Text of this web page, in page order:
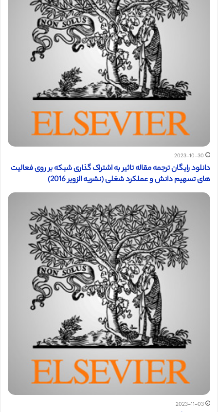
2023-10-30
دانلود رایگان ترجمه مقاله تاثیر به اشتراک گذاری شبکه بر روی فعالیت
های تسهیم دانش و عملکرد شغلی (نشریه الزویر 2016)
2023-11-03